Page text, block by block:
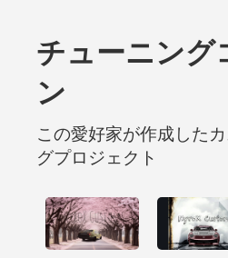
チューニング
ン
この愛好家が作成した
グプロジェクト